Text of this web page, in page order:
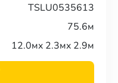
TSLU0535613
75.6м
12.0мx 2.3мx 2.9м